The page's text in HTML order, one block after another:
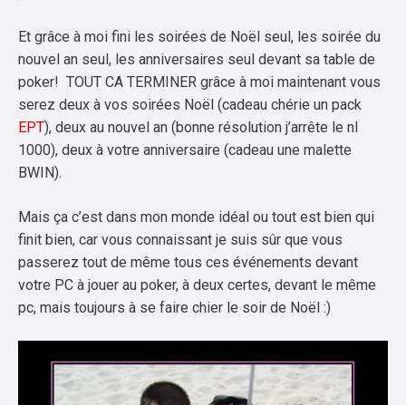
Et grâce à moi fini les soirées de Noël seul, les soirée du
nouvel an seul, les anniversaires seul devant sa table de
poker! TOUT CA TERMINER grâce à moi maintenant vous
serez deux à vos soirées Noël (cadeau chérie un pack
EPT), deux au nouvel an (bonne résolution j’arrête le nl
1000), deux à votre anniversaire (cadeau une malette
BWIN).
Mais ça c’est dans mon monde idéal ou tout est bien qui
finit bien, car vous connaissant je suis sûr que vous
passerez tout de même tous ces événements devant
votre PC à jouer au poker, à deux certes, devant le même
pc, mais toujours à se faire chier le soir de Noël :)